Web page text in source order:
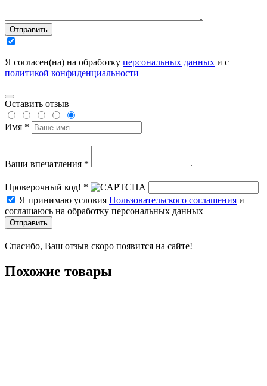
Отправить
Я согласен(на) на обработку персональных данных и с
политикой конфиденциальности
Оставить отзыв
Имя *
Ваши впечатления *
Проверочный код! *
Я принимаю условия Пользовательского соглашения и
соглашаюсь на обработку персональных данных
Отправить
Спасибо, Ваш отзыв скоро появится на сайте!
Похожие товары